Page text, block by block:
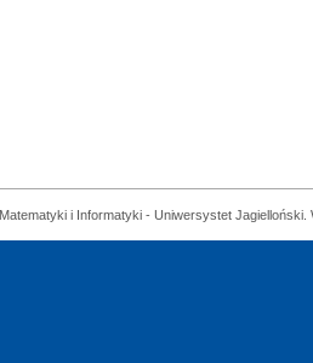
i Informatyki - Uniwersystet